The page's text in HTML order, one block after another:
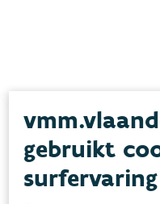
Heb je vragen?
gebruikt